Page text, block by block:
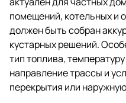
помещений, котельных и
должен быть собран
кустарных решений.
тип топлива,
направление трассы и
перекрытия или